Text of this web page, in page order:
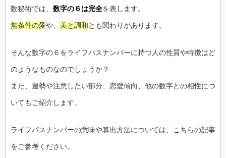
数秘術では、 数字の６は完全を表します。
無条件の愛や、 美と調和とも関わりがあります。
そんな数字の６をライフパスナンバーに持つ人の性質や特徴はど
のようなものなのでしょうか？
また、運勢や注意したい部分、恋愛傾向、他の数字との相性につ
いてもご紹介します。
ライフパスナンバーの意味や算出方法については、こちらの記事
をご参考ください。